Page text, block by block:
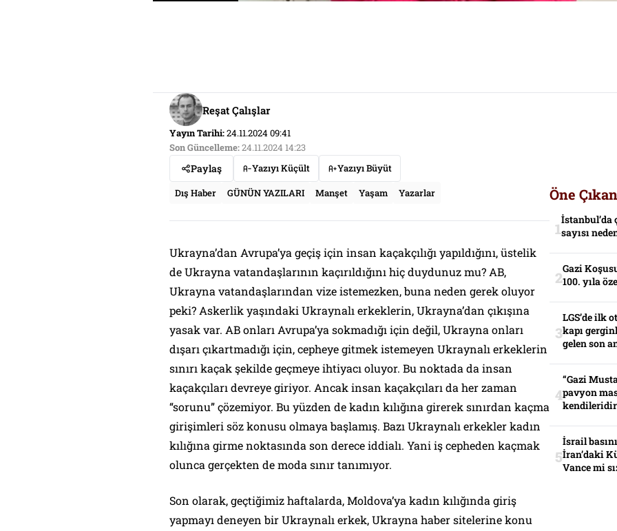
Reşat Çalışlar
Yayın Tarihi:24.11.2024 09:41
Son Güncelleme:24.11.2024 14:23
Paylaş Yazıyı Küçült
Yazıyı Büyüt
Dış Haber
GÜNÜN YAZILARI Manşet Yaşam Yazarlar
Ukrayna’dan Avrupa’ya geçiş için insan kaçakçılığı yapıldığını, üstelik
de Ukrayna vatandaşlarının kaçırıldığını hiç duydunuz mu? AB,
Ukrayna vatandaşlarından vize istemezken, buna neden gerek oluyor
peki? Askerlik yaşındaki Ukraynalı erkeklerin, Ukrayna’dan çıkışına
yasak var. AB onları Avrupa’ya sokmadığı için değil, Ukrayna onları
dışarı çıkartmadığı için, cepheye gitmek istemeyen Ukraynalı erkeklerin
sınırı kaçak şekilde geçmeye ihtiyacı oluyor. Bu noktada da insan
kaçakçıları devreye giriyor. Ancak insan kaçakçıları da her zaman
“sorunu” çözemiyor. Bu yüzden de kadın kılığına girerek sınırdan kaçma
girişimleri söz konusu olmaya başlamış. Bazı Ukraynalı erkekler kadın
kılığına girme noktasında son derece iddialı. Yani iş cepheden kaçmak
olunca gerçekten de moda sınır tanımıyor.
Son olarak, geçtiğimiz haftalarda, Moldova’ya kadın kılığında giriş
yapmayı deneyen bir Ukraynalı erkek, Ukrayna haber sitelerine konu
Öne
sayısı
Gazi
100. yıla
LGS’de ilk
kapı
gelen son
“Gazi
pavyon
İsrail
İran’daki
Vance mi